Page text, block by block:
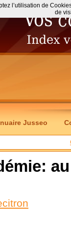
Jusseo
l’utilisation de
de